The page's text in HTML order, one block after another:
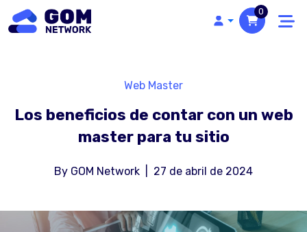
0
Los beneficios de contar con un web
master para tu sitio
Web Master
By GOM Network 27 de abril de 2024